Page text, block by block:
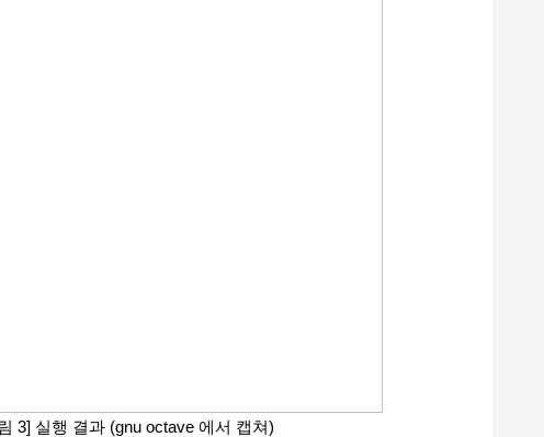
3] 실행 결과 (gnu octave 에서 캡쳐)